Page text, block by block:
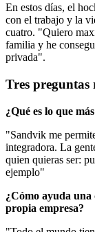
En estos días, el
con el trabajo y la
cuatro. "Quiero
familia y he
privada".
Tres preguntas
¿Qué es lo que
"Sandvik me
integradora. La
quien quieras ser:
ejemplo"
¿Cómo ayuda
propia empresa?